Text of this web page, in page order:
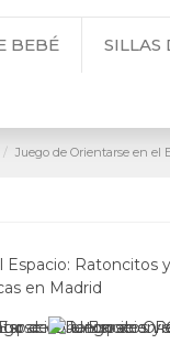
BEBÉ SILLAS
Juego de Orientarse en el